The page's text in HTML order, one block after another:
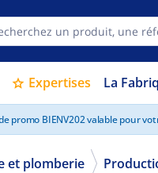
star Expertises La
promo BIENV202 valable pour
et plomberie